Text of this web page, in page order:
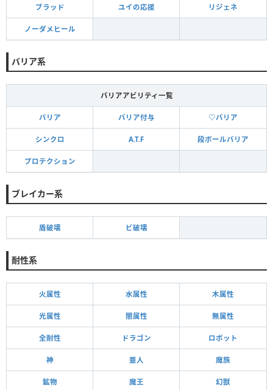
ブラッド ユイの応援 リジェネ
ノーダメヒール
バリア系
バリアアビリティ一覧
バリア バリア付与 ♡バリア
シンクロ A.T.F 段ボールバリア
プロテクション
ブレイカー系
盾破壊 ビ破壊
耐性系
火属性 水属性 木属性
光属性 闇属性 無属性
全耐性 ドラゴン ロボット
神 亜人 魔族
鉱物 魔王 幻獣